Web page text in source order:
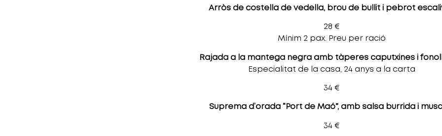
Arròs de costella de vedella, brou de bullit i pebrot
28 €
Mínim 2 pax. Preu per ració
Rajada a la mantega negra amb tàperes caputxines i
Especialitat de la casa, 24 anys a la carta
34 €
Suprema d’orada “Port de Maó”, amb salsa burrida i
34 €